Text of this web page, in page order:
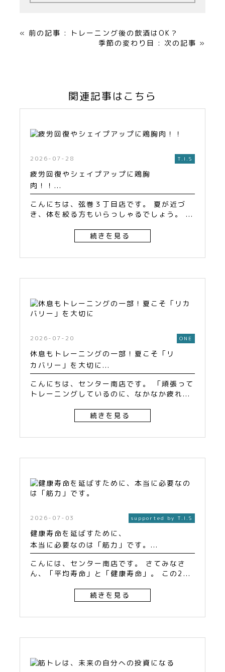
« 前の記事 : トレーニング後の飲酒はOK？
季節の変わり目 : 次の記事 »
関連記事はこちら
2026-07-28 T.I.S
疲労回復やシェイプアップに鶏胸
肉！！...
こんにちは、弦巻３丁目店です。 夏が近づ
き、体を絞る方もいらっしゃるでしょう。 ...
続きを見る
2026-07-20 ONE
休息もトレーニングの一部！夏こそ「リ
カバリー」を大切に...
こんにちは、センター南店です。 「頑張って
トレーニングしているのに、なかなか疲れ...
続きを見る
2026-07-03 supported by T.I.S
健康寿命を延ばすために、
本当に必要なのは「筋力」です。...
こんには、センター南店です。 さてみなさ
ん、「平均寿命」と「健康寿命」。 この2...
続きを見る